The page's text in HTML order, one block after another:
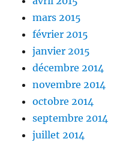
mars 2015
février 2015
janvier 2015
décembre 2014
novembre 2014
octobre 2014
septembre 2014
juillet 2014